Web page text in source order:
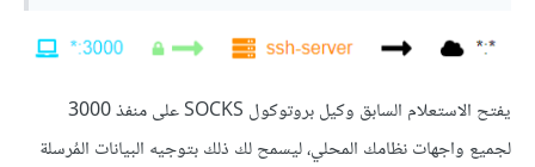
يفتح الاستعلام السابق وكيل بروتوكول SOCKS على منفذ 3000
لجميع واجهات نظامك المحلي، ليسمح لك ذلك بتوجيه البيانات المُرسلة